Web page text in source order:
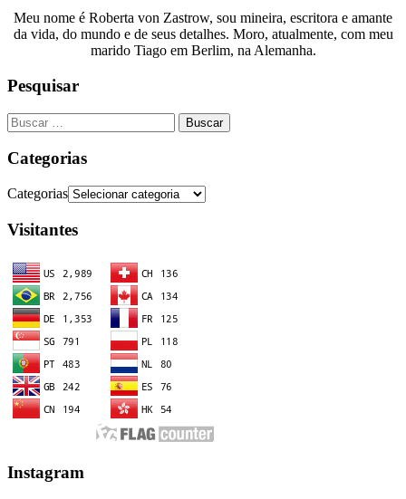
Meu nome é Roberta von Zastrow, sou mineira, escritora e amante
da vida, do mundo e de seus detalhes. Moro, atualmente, com meu
marido Tiago em Berlim, na Alemanha.
Pesquisar
Categorias
Categorias
Visitantes
Instagram